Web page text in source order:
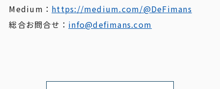
Medium： https://medium.com/@DeFimans
総合お問合せ： info@defimans.com